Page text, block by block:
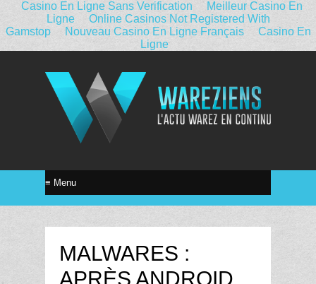
Casino En Ligne Sans Verification
Meilleur Casino En
Ligne
Online Casinos Not Registered With
Gamstop
Nouveau Casino En Ligne Français
Casino En
Ligne
MALWARES :
APRÈS ANDROID,